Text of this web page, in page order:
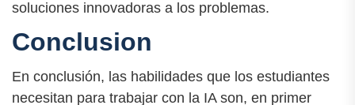
soluciones innovadoras a los problemas.
Conclusion
En conclusión, las habilidades que los estudiantes
necesitan para trabajar con la IA son, en primer